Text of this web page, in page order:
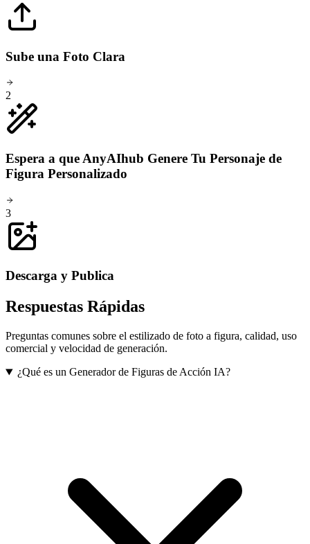
Sube una Foto Clara
2
Espera a que AnyAIhub Genere Tu Personaje de
Figura Personalizado
3
Descarga y Publica
Respuestas Rápidas
Preguntas comunes sobre el estilizado de foto a figura, calidad, uso
comercial y velocidad de generación.
¿Qué es un Generador de Figuras de Acción IA?